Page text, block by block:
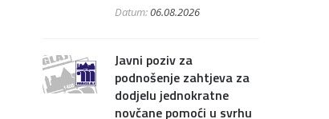
Datum:06.08.2026
Javni poziv za
podnošenje zahtjeva za
dodjelu jednokratne
novčane pomoći u svrhu